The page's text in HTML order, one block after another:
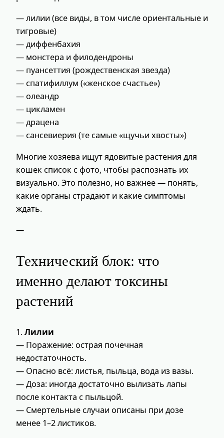
— лилии (все виды, в том числе ориентальные и
тигровые)
— диффенбахия
— монстера и филодендроны
— пуансеттия (рождественская звезда)
— спатифиллум («женское счастье»)
— олеандр
— цикламен
— драценa
— сансевиерия (те самые «щучьи хвосты»)
Многие хозяева ищут ядовитые растения для
кошек список с фото, чтобы распознать их
визуально. Это полезно, но важнее — понять,
какие органы страдают и какие симптомы
ждать.
—
Технический блок: что
именно делают токсины
растений
1.Лилии
— Поражение: острая почечная
недостаточность.
— Опасно всё: листья, пыльца, вода из вазы.
— Доза: иногда достаточно вылизать лапы
после контакта с пыльцой.
— Смертельные случаи описаны при дозе
менее 1–2 листиков.